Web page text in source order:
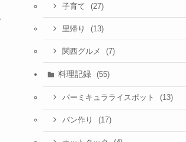
子育て (27)
里帰り (13)
関西グルメ (7)
料理記録 (55)
バーミキュラライスポット (13)
パン作り (17)